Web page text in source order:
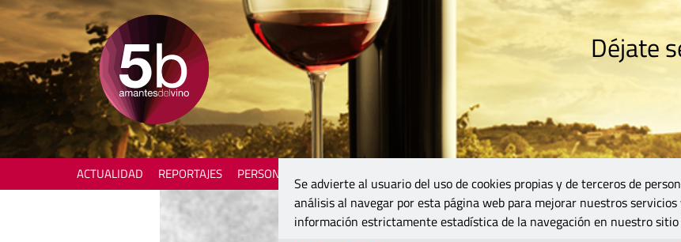
Déjate
ACTUALIDAD REPORTAJES PERSONAJES
Se advierte al usuario del uso de cookies propias y de terceros de
análisis al navegar por esta página web para mejorar nuestros
información estrictamente estadística de la navegación en nuestro sitio